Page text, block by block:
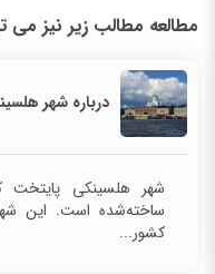
مطالعه مطالب زیر نیز می
درباره شهر
کشور...